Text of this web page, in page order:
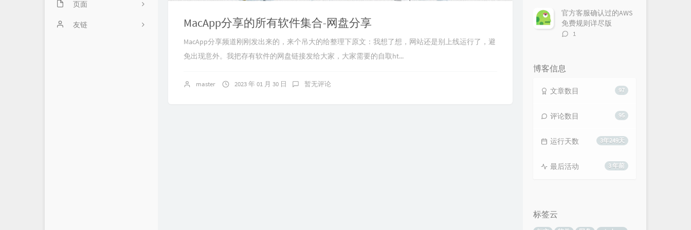
39
35
页面
关于友链 MacApp分享的所有软件集合-网盘分享
MacApp分享频道刚刚发出来的，来个吊大的给整理下原文：我想了想，网站还是别上线运行了，避
免出现意外。我把存有软件的网盘链接发给大家，大家需要的自取ht...
master 2023 年 01 月 30 日 暂无评论
数：
官方客服确认过的AWS
免费规则详尽版
评1
博客信息
97
文章数目
95
评论数目
3年249天
运行天数
3 年前
最后活动
标签云